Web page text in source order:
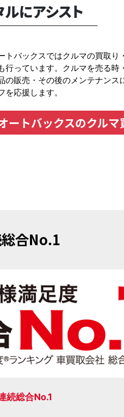
ルにアシスト
トバックスではクルマの買取
行っています。クルマを売る時
の販売・その後のメンテナンス
を応援します。
ートバックスのクルマ
合No.1
続総合No.1